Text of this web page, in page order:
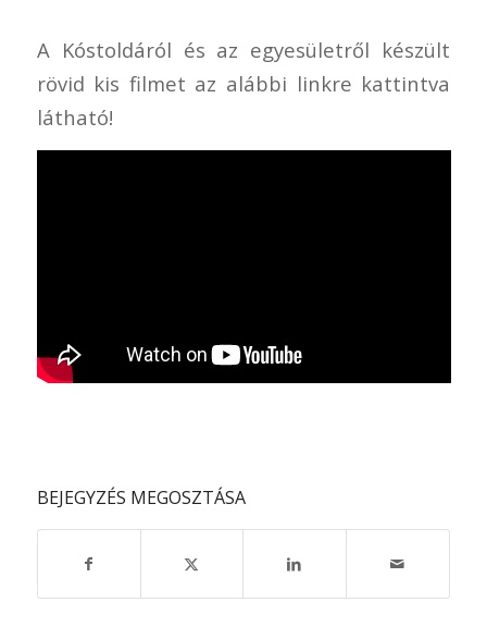
A Kóstoldáról és az egyesületről készült
rövid kis filmet az alábbi linkre kattintva
látható!
BEJEGYZÉS MEGOSZTÁSA